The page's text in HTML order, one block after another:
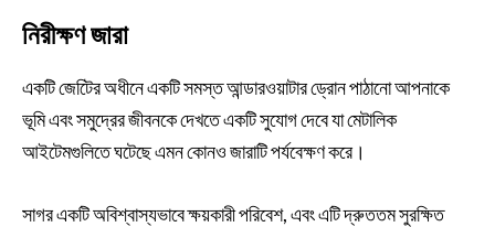
নিরীক্ষণ জারা
একটি জেটিের অধীনে একটি সমস্ত আন্ডারওয়াটার ড্রোন পাঠানো আপনাকে
ভূমি এবং সমুদ্রের জীবনকে দেখতে একটি সুযোগ দেবে যা মেটালিক
আইটেমগুলিতে ঘটেছে এমন কোনও জারাটি পর্যবেক্ষণ করে।
সাগর একটি অবিশ্বাস্যভাবে ক্ষয়কারী পরিবেশ, এবং এটি দ্রুততম সুরক্ষিত